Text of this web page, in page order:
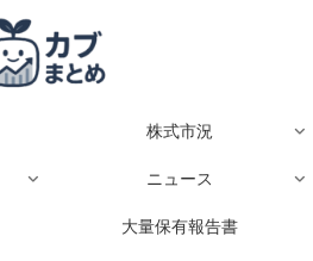
株式市況
ニュース
大量保有報告書